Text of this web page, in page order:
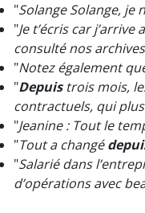
"Solange Solange, je
"Je t’écris car
consulté nos
"Notez également
"Depuistrois mois,
contractuels, qui
"Jeanine : Tout le
"Tout a changé
"Salarié dans
d’opérations avec